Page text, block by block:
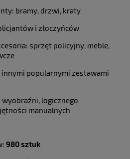
bramy, drzwi, kraty
i złoczyńców
sprzęt policyjny, meble,
popularnymi zestawami
logicznego
manualnych
980 sztuk